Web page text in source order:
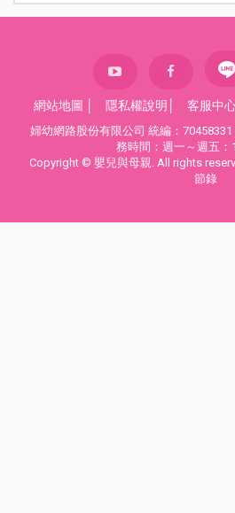
網站地圖 隱私權說明 客服中
婦幼網路股份有限公司 統編：
務時間：週一～週五：
Copyright © 嬰兒與母親. All rights
節錄